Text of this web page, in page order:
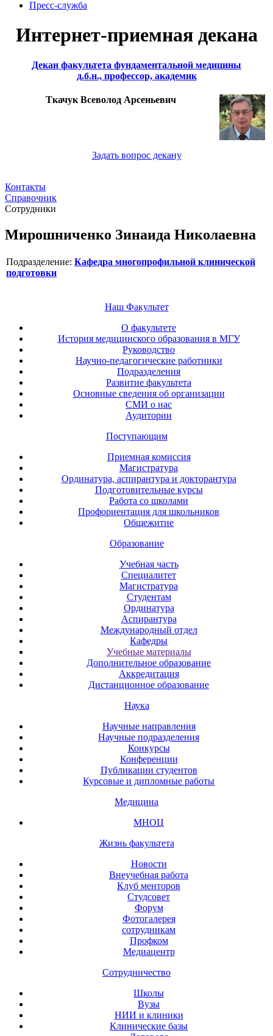
Пресс-служба
Интернет-приемная декана
Декан факультета фундаментальной медицины
д.б.н., профессор, академик
Ткачук Всеволод Арсеньевич
Задать вопрос декану
Контакты
Справочник
Сотрудники
Мирошниченко Зинаида Николаевна
Подразделение: Кафедра многопрофильной клинической
подготовки
Наш Факультет
О факультете
История медицинского образования в МГУ
Руководство
Научно-педагогические работники
Подразделения
Развитие факультета
Основные сведения об организации
СМИ о нас
Аудитории
Поступающим
Приемная комиссия
Магистратура
Ординатура, аспирантура и докторантура
Подготовительные курсы
Работа со школами
Профориентация для школьников
Общежитие
Образование
Учебная часть
Специалитет
Магистратура
Студентам
Ординатура
Аспирантура
Международный отдел
Кафедры
Учебные материалы
Дополнительное образование
Аккредитация
Дистанционное образование
Наука
Научные направления
Научные подразделения
Конкурсы
Конференции
Публикации студентов
Курсовые и дипломные работы
Медицина
МНОЦ
Жизнь факультета
Новости
Внеучебная работа
Клуб менторов
Студсовет
Форум
Фотогалерея
сотрудникам
Профком
Медиацентр
Сотрудничество
Школы
Вузы
НИИ и клиники
Клинические базы